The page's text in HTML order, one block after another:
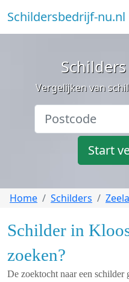
Schildersbedrijf-nu.nl
Vergelijken van
Start
Home Schilders
Schilder in
zoeken?
De zoektocht naar een